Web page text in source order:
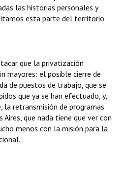
las historias personales y
esta parte del territorio
que la privatización
mayores: el posible cierre de
de puestos de trabajo, que se
que ya se han efectuado, y,
la retransmisión de programas
Aires, que nada tiene que ver con
menos con la misión para la